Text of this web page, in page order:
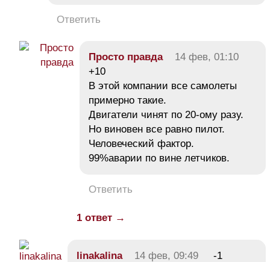
Ответить
Просто правда
14 фев, 01:10
+10
В этой компании все самолеты
примерно такие.
Двигатели чинят по 20-ому разу.
Но виновен все равно пилот.
Человеческий фактор.
99%аварии по вине летчиков.
Ответить
1 ответ →
linakalina 14 фев, 09:49 -1